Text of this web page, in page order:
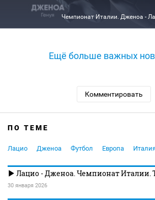
Чемпионат Италии. Дженоа -
Ещё больше важных
Комментировать
ПО ТЕМЕ
Лацио Дженоа Футбол Европа
Лацио - Дженоа. Чемпионат Италии.
30 января 2026